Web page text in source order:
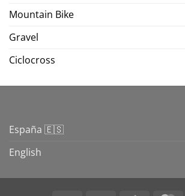
Mountain Bike
Gravel
Ciclocross
España 🇪🇸
English